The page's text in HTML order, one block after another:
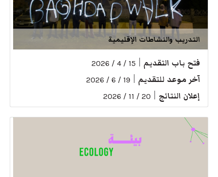
التدريب والنشاطات الإقليمية
فتح باب التقديم 15 / 4 / 2026
آخر موعد للتقديم 19 / 6 / 2026
إعلان النتائج 20 / 11 / 2026